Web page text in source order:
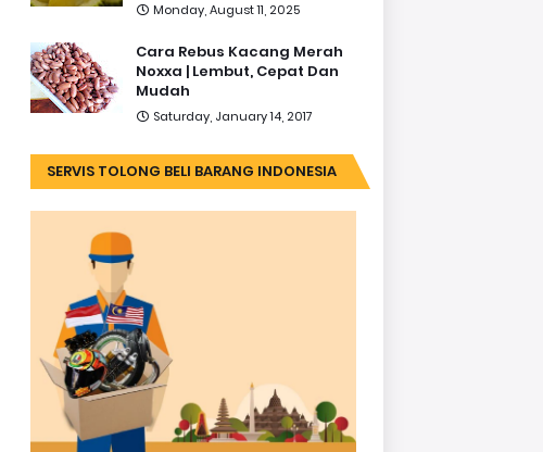
Monday, August 11, 2025
Cara Rebus Kacang Merah
Noxxa | Lembut, Cepat Dan
Mudah
Saturday, January 14, 2017
SERVIS TOLONG BELI BARANG INDONESIA